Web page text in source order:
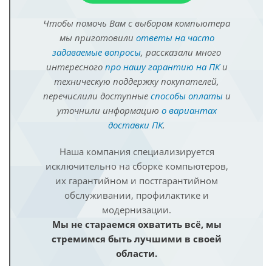
Чтобы помочь Вам с выбором компьютера
мы приготовили ответы на часто
задаваемые вопросы, рассказали много
интересного про нашу гарантию на ПКи
техническую поддержку покупателей,
перечислили доступные способы оплатыи
уточнили информацию о вариантах
доставки ПК.
Наша компания специализируется
исключительно на сборке компьютеров,
их гарантийном и постгарантийном
обслуживании, профилактике и
модернизации.
Мы не стараемся охватить всё, мы
стремимся быть лучшими в своей
области.